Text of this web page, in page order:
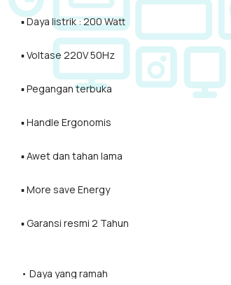
▪ Daya listrik : 200 Watt
▪ Voltase 220V 50Hz
▪ Pegangan terbuka
▪ Handle Ergonomis
▪ Awet dan tahan lama
▪ More save Energy
▪ Garansi resmi 2 Tahun
• Daya yang ramah